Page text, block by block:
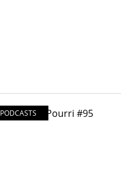
PODCASTS